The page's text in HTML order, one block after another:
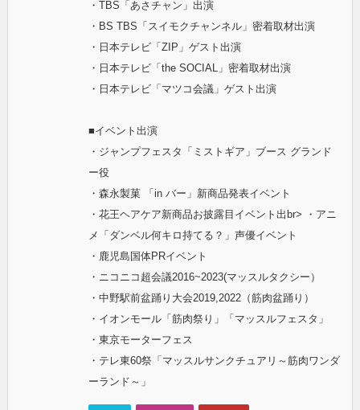
・TBS「あさチャン」出演
・BS TBS「スイモクチャンネル」密着取材出演
・日本テレビ「ZIP」ゲスト出演
・日本テレビ「the SOCIAL」密着取材出演
・日本テレビ「マツコ会議」ゲスト出演
■イベント出演
・ジャンプフェスタ「ミストギア」ブース グランド
ー役
・森永製菓 「in バー」新商品発表イベント
・花王ヘアケア新商品お披露目イベント出br> ・アニ
メ「ダンベル何キロ持てる？」声優イベント
・鹿児島国体PRイベント
・ニコニコ超会議2016~2023(マッスルタクシー）
・中野駅前盆踊り大会2019,2022（筋肉盆踊り）
・イオンモール「筋肉祭り」「マッスルフェスタ」
・東京モーターフェス
・テレ東60祭「マッスルサンクチュアリ～筋肉ワンダ
ーランド～」